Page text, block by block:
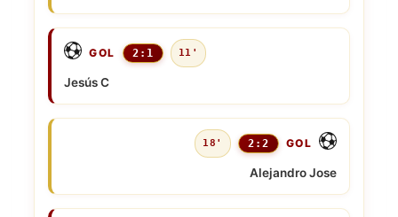
GOL 2:1 11'
Jesús C
18' 2:2 GOL
Alejandro Jose